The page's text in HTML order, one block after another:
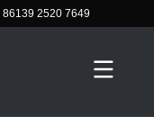
86139 2520 7649